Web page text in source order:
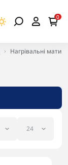
0
Нагрівальні мати